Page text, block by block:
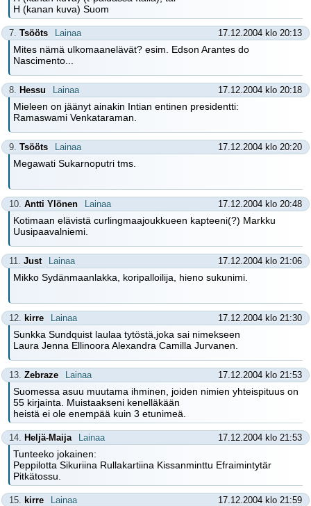
H (kanan kuva) Suom
7. Tsööts Lainaa 17.12.2004 klo 20:13
Mites nämä ulkomaanelävät? esim. Edson Arantes do
Nascimento...
8. Hessu Lainaa 17.12.2004 klo 20:18
Mieleen on jäänyt ainakin Intian entinen presidentti:
Ramaswami Venkataraman.
9. Tsööts Lainaa 17.12.2004 klo 20:20
Megawati Sukarnoputri tms.
10. Antti Ylönen Lainaa 17.12.2004 klo 20:48
Kotimaan elävistä curlingmaajoukkueen kapteeni(?) Markku
Uusipaavalniemi.
11. Just Lainaa 17.12.2004 klo 21:06
Mikko Sydänmaanlakka, koripalloilija, hieno sukunimi.
12. kirre Lainaa 17.12.2004 klo 21:30
Sunkka Sundquist laulaa tytöstä,joka sai nimekseen
Laura Jenna Ellinoora Alexandra Camilla Jurvanen.
13. Zebraze Lainaa 17.12.2004 klo 21:53
Suomessa asuu muutama ihminen, joiden nimien yhteispituus on
55 kirjainta. Muistaakseni kenelläkään
heistä ei ole enempää kuin 3 etunimeä.
14. Heljä-Maija Lainaa 17.12.2004 klo 21:53
Tunteeko jokainen:
Peppilotta Sikuriina Rullakartiina Kissanminttu Efraimintytär
Pitkätossu.
15. kirre Lainaa 17.12.2004 klo 21:59